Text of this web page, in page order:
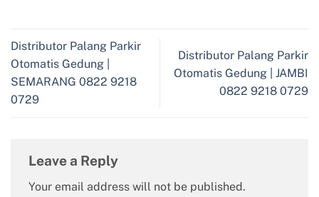
Distributor Palang Parkir
Otomatis Gedung |
SEMARANG 0822 9218
0729
Distributor Palang Parkir
Otomatis Gedung | JAMBI
0822 9218 0729
Leave a Reply
Your email address will not be published.